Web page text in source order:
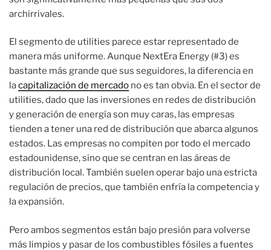
archirrivales.
El segmento de utilities parece estar representado de
manera más uniforme. Aunque NextEra Energy (#3) es
bastante más grande que sus seguidores, la diferencia en
lacapitalización de mercado no es tan obvia. En el sector de
utilities, dado que las inversiones en redes de distribución
y generación de energía son muy caras, las empresas
tienden a tener una red de distribución que abarca algunos
estados. Las empresas no compiten por todo el mercado
estadounidense, sino que se centran en las áreas de
distribución local. También suelen operar bajo una estricta
regulación de precios, que también enfría la competencia y
la expansión.
Pero ambos segmentos están bajo presión para volverse
más limpios y pasar de los combustibles fósiles a fuentes